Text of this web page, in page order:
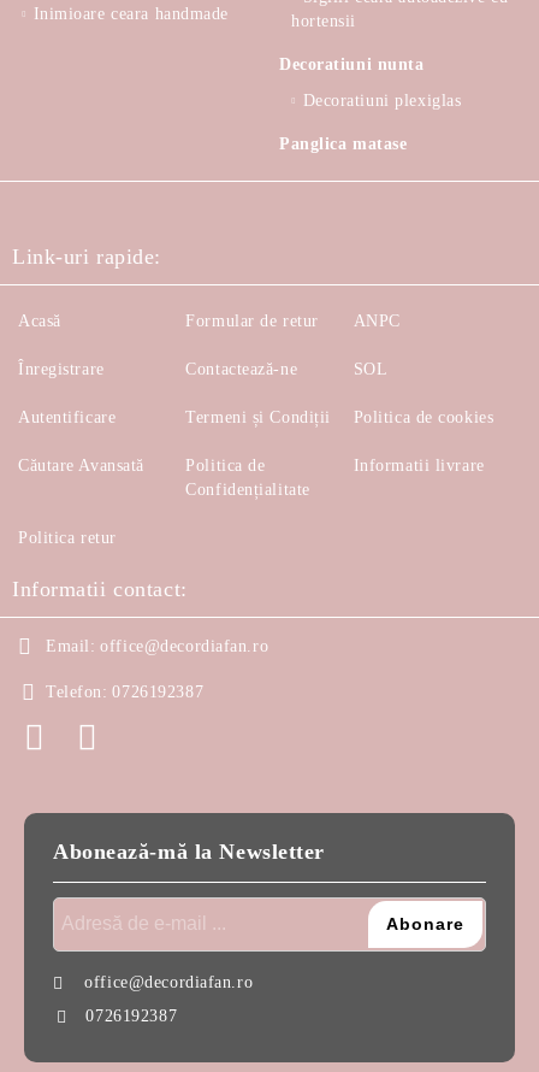
Inimioare ceara handmade
hortensii
Decoratiuni nunta
Decoratiuni plexiglas
Panglica matase
Link-uri rapide:
Acasă
Înregistrare
Autentificare
Căutare Avansată
Formular de retur
Contactează-ne
Termeni și Condiții
Politica de
Confidențialitate
ANPC
SOL
Politica de cookies
Informatii livrare
Politica retur
Informatii contact:
Email: office@decordiafan.ro
Telefon: 0726192387
Abonează-mă la Newsletter
office@decordiafan.ro
0726192387